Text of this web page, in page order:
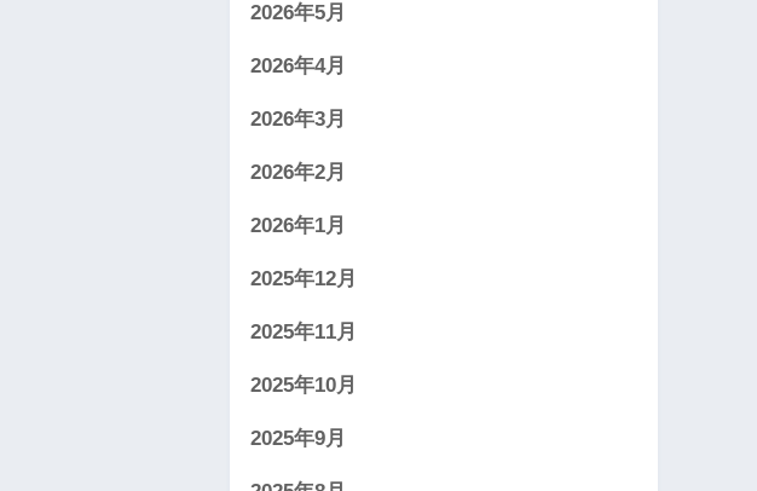
2026年5月
2026年4月
2026年3月
2026年2月
2026年1月
2025年12月
2025年11月
2025年10月
2025年9月